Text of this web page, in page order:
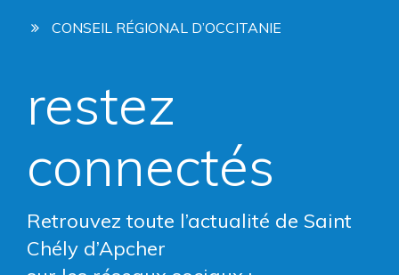
CONSEIL RÉGIONAL D’OCCITANIE
restez
connectés
Retrouvez toute l’actualité de Saint
Chély d’Apcher